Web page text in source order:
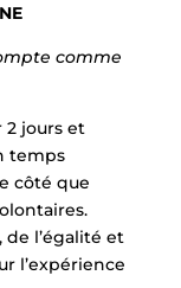
comme
2 jours et
temps
côté que
l’égalité et
l’expérience